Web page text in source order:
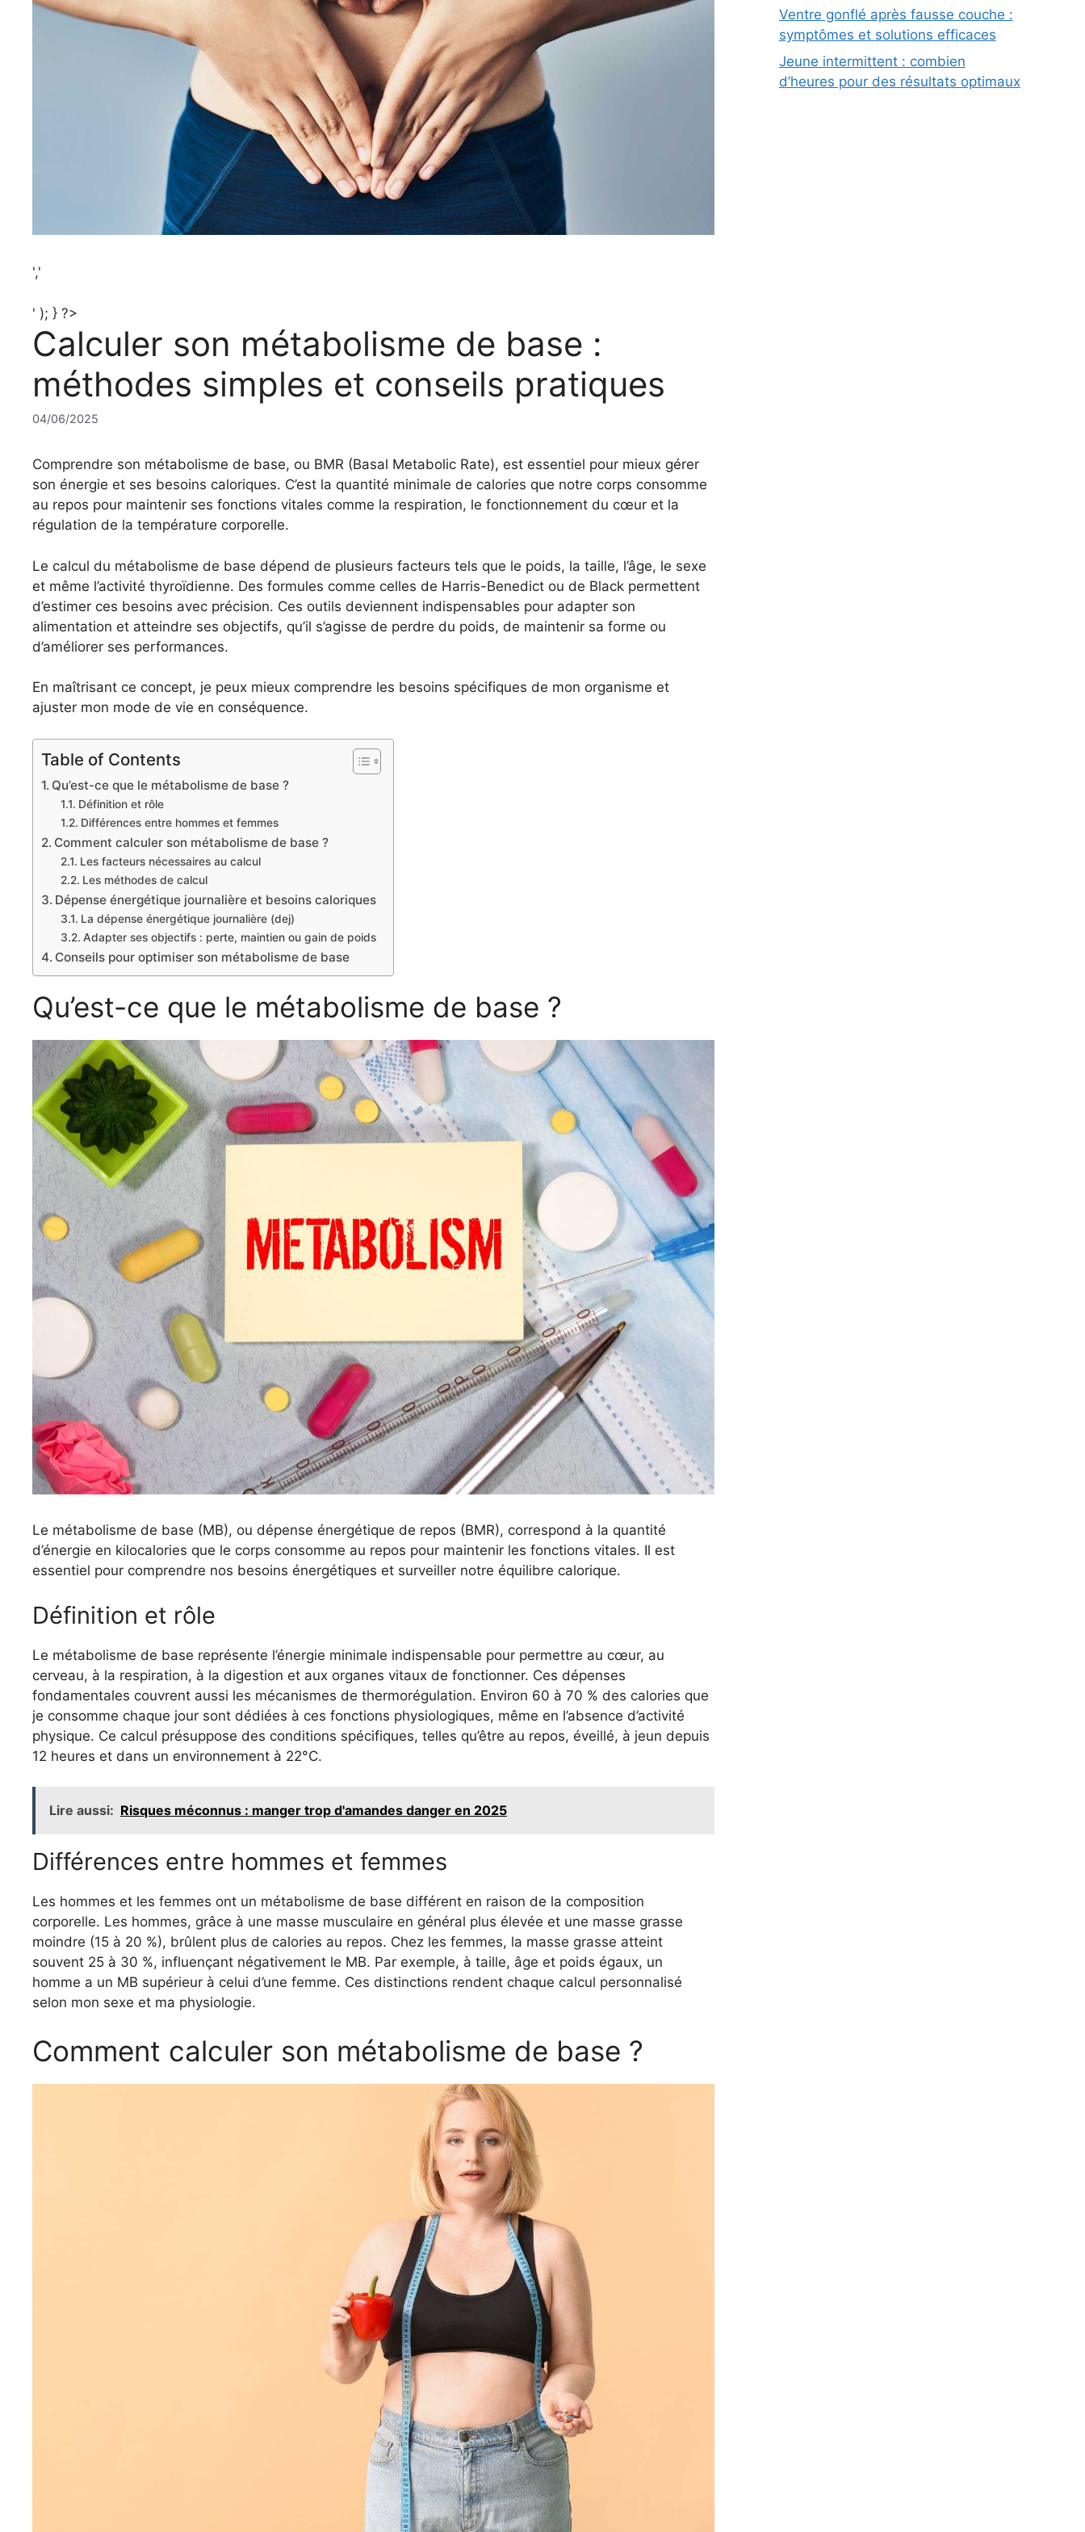
','
' ); } ?>
Calculer son métabolisme de base :
méthodes simples et conseils pratiques
04/06/2025
Comprendre son métabolisme de base, ou BMR (Basal Metabolic Rate), est essentiel pour mieux gérer
son énergie et ses besoins caloriques. C’est la quantité minimale de calories que notre corps consomme
au repos pour maintenir ses fonctions vitales comme la respiration, le fonctionnement du cœur et la
régulation de la température corporelle.
Le calcul du métabolisme de base dépend de plusieurs facteurs tels que le poids, la taille, l’âge, le sexe
et même l’activité thyroïdienne. Des formules comme celles de Harris-Benedict ou de Black permettent
d’estimer ces besoins avec précision. Ces outils deviennent indispensables pour adapter son
alimentation et atteindre ses objectifs, qu’il s’agisse de perdre du poids, de maintenir sa forme ou
d’améliorer ses performances.
En maîtrisant ce concept, je peux mieux comprendre les besoins spécifiques de mon organisme et
ajuster mon mode de vie en conséquence.
Table of Contents
Qu’est-ce que le métabolisme de base ?
Définition et rôle
Différences entre hommes et femmes
Comment calculer son métabolisme de base ?
Les facteurs nécessaires au calcul
Les méthodes de calcul
Dépense énergétique journalière et besoins caloriques
La dépense énergétique journalière (dej)
Adapter ses objectifs : perte, maintien ou gain de poids
Conseils pour optimiser son métabolisme de base
Qu’est-ce que le métabolisme de base ?
Le métabolisme de base (MB), ou dépense énergétique de repos (BMR), correspond à la quantité
d’énergie en kilocalories que le corps consomme au repos pour maintenir les fonctions vitales. Il est
essentiel pour comprendre nos besoins énergétiques et surveiller notre équilibre calorique.
Définition et rôle
Le métabolisme de base représente l’énergie minimale indispensable pour permettre au cœur, au
cerveau, à la respiration, à la digestion et aux organes vitaux de fonctionner. Ces dépenses
fondamentales couvrent aussi les mécanismes de thermorégulation. Environ 60 à 70 % des calories que
je consomme chaque jour sont dédiées à ces fonctions physiologiques, même en l’absence d’activité
physique. Ce calcul présuppose des conditions spécifiques, telles qu’être au repos, éveillé, à jeun depuis
12 heures et dans un environnement à 22°C.
Lire aussi: Risques méconnus : manger trop d'amandes danger en 2025
Différences entre hommes et femmes
Les hommes et les femmes ont un métabolisme de base différent en raison de la composition
corporelle. Les hommes, grâce à une masse musculaire en général plus élevée et une masse grasse
moindre (15 à 20 %), brûlent plus de calories au repos. Chez les femmes, la masse grasse atteint
souvent 25 à 30 %, influençant négativement le MB. Par exemple, à taille, âge et poids égaux, un
homme a un MB supérieur à celui d’une femme. Ces distinctions rendent chaque calcul personnalisé
selon mon sexe et ma physiologie.
Comment calculer son métabolisme de base ?
Ventre gonflé après fausse couche :
symptômes et solutions efficaces
Jeune intermittent : combien
d’heures pour des résultats optimaux